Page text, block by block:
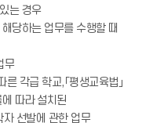
는 경우
당하는 업무를 수행할 때
무
른 각급 학교,「평생교육법」
따라 설치된
선발에 관한 업무